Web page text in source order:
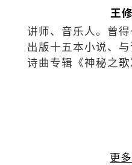
王
讲师、音乐人。曾
出版十五本小说、
诗曲专辑《神秘之歌
更